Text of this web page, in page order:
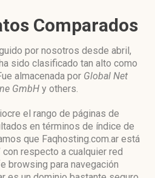
Comparados
por nosotros desde abril,
sido clasificado tan alto como
almacenada por Global Net
GmbH y others.
el rango de páginas de
en términos de índice de
que Faqhosting.com.ar está
con respecto a cualquier red
browsing para navegación